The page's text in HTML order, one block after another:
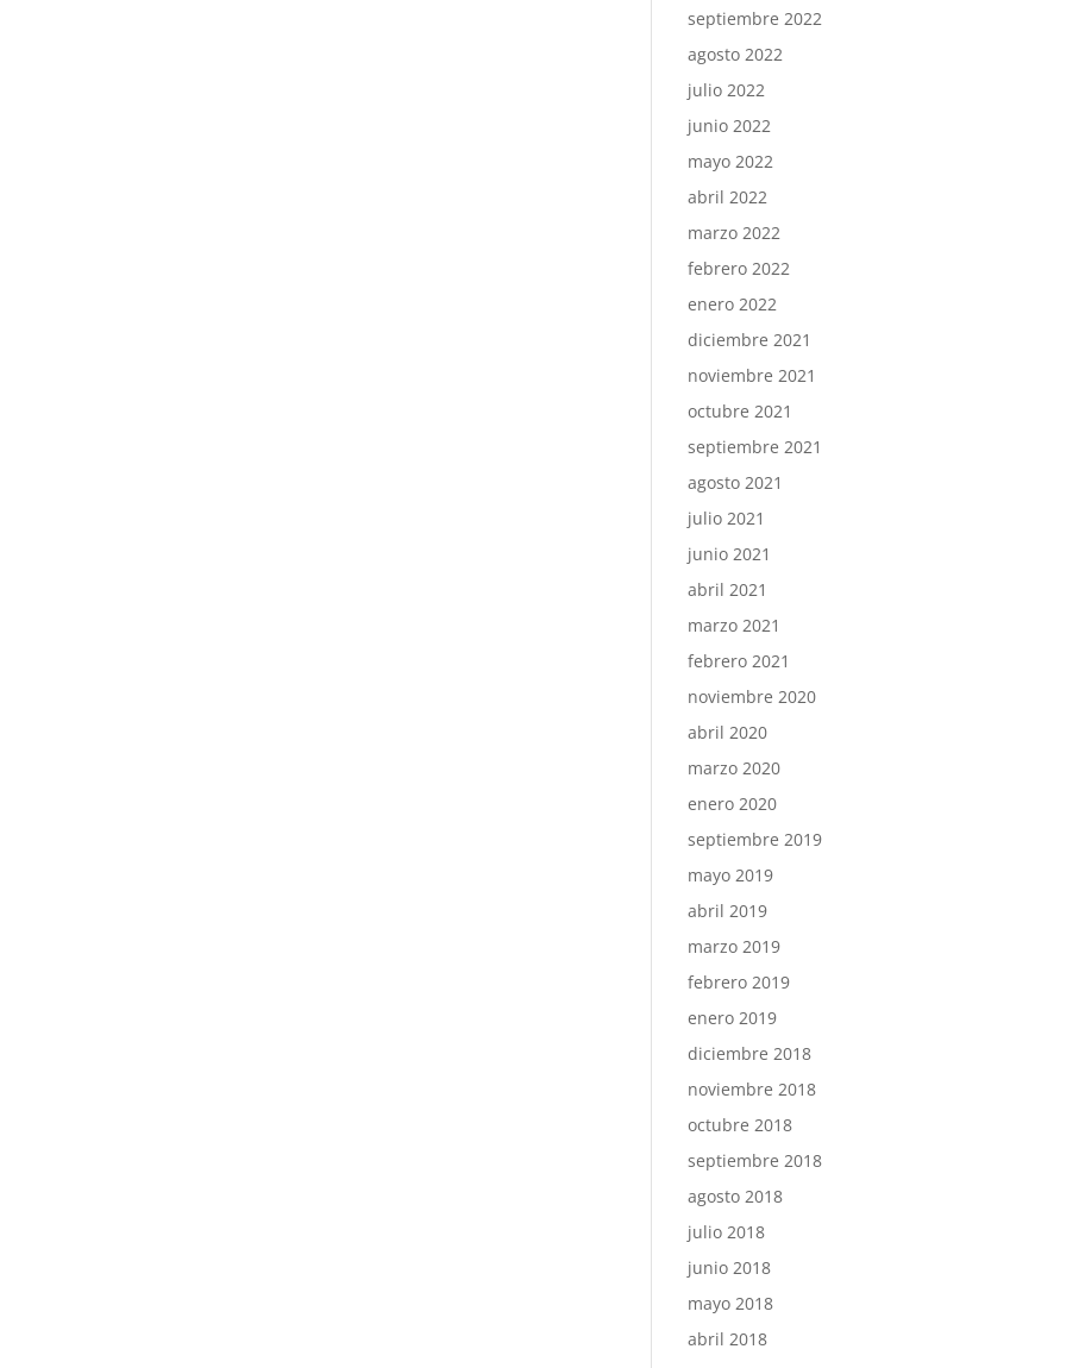
septiembre 2022
agosto 2022
julio 2022
junio 2022
mayo 2022
abril 2022
marzo 2022
febrero 2022
enero 2022
diciembre 2021
noviembre 2021
octubre 2021
septiembre 2021
agosto 2021
julio 2021
junio 2021
abril 2021
marzo 2021
febrero 2021
noviembre 2020
abril 2020
marzo 2020
enero 2020
septiembre 2019
mayo 2019
abril 2019
marzo 2019
febrero 2019
enero 2019
diciembre 2018
noviembre 2018
octubre 2018
septiembre 2018
agosto 2018
julio 2018
junio 2018
mayo 2018
abril 2018